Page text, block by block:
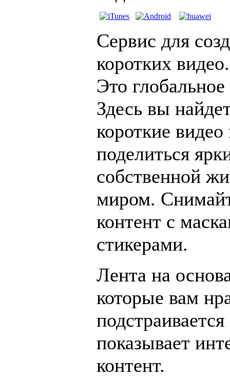
Сервис для
коротких видео.
Это
Здесь вы
короткие
поделиться
собственной
миром.
контент с
стикерами.
Лента на
которые вам
показывает
контент.